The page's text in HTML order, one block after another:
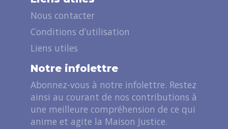
Nous contacter
Conditions d’utilisation
Liens utiles
Notre infolettre
Abonnez-vous à notre infolettre. Restez
ainsi au courant de nos contributions à
une meilleure compréhension de ce qui
anime et agite la Maison Justice.